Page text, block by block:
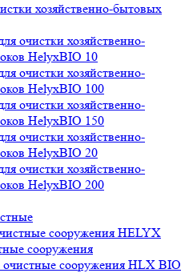
хозяйственно-бытовых
очистки хозяйственно-
HelyxBIO 10
очистки хозяйственно-
HelyxBIO 100
очистки хозяйственно-
HelyxBIO 150
очистки хозяйственно-
HelyxBIO 20
очистки хозяйственно-
HelyxBIO 200
сооружения HELYX
сооружения
сооружения HLX BIO